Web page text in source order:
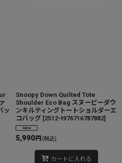
ッ
Snoopy Down Quilted Tote
Shoulder Eco Bag スヌーピーダウ
ンキルティングトートショルダーエ
コバッグ [2512-t976716787882]
5,990 円 (税込)
カートに入れる